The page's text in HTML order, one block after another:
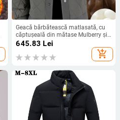
Geacă bărbătească matlasată, cu
căptușeală din mătase Mulberry și
rever, umplutură din bumbac, iarnă
645.83 Lei
add_shopping_cart